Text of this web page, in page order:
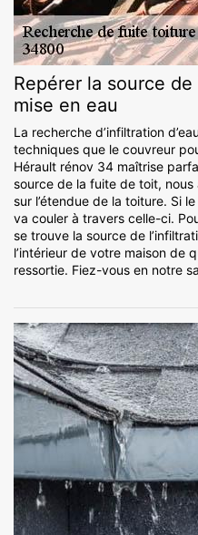
Repérer la source
mise en eau
La recherche d’infiltration
techniques que le couvreur
Hérault rénov 34 maîtrise
source de la fuite de toit, nous
sur l’étendue de la toiture. Si
va couler à travers celle-ci.
se trouve la source de
l’intérieur de votre maison de
ressortie. Fiez-vous en notre